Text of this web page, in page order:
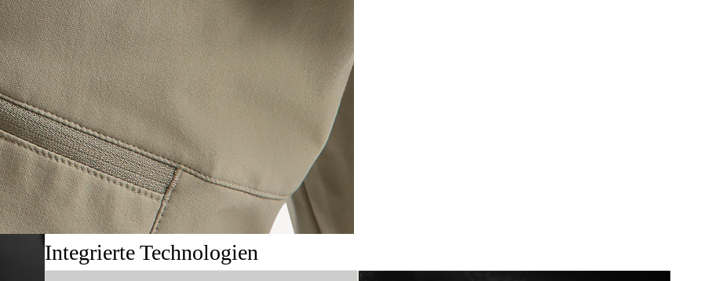
Integrierte Technologien